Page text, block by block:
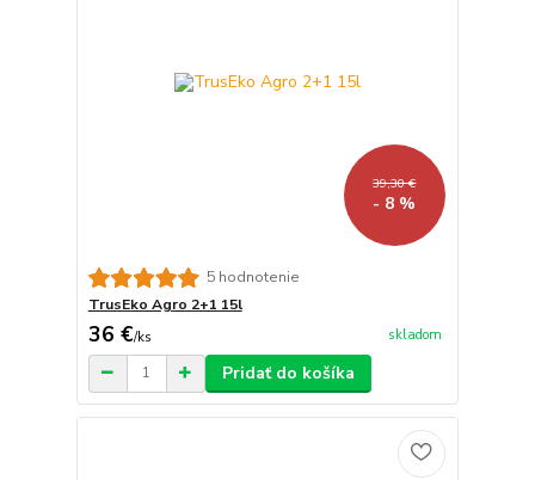
39,30 €
- 8 %
5 hodnotenie
TrusEko Agro 2+1 15l
36 €/ks skladom
Pridať do košíka